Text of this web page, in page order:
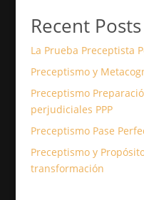
Recent Posts
La Prueba Preceptista
Preceptismo y
Preceptismo
perjudiciales PPP
Preceptismo Pase
Preceptismo y
transformación